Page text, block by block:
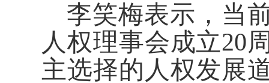
李笑梅表示，当
人权理事会成立20
主选择的人权发展